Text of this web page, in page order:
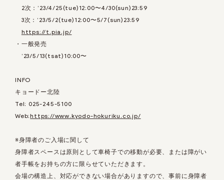
2次：’23/4/25(tue)12:00〜4/30(sun)23:59
3次：’23/5/2(tue)12:00〜5/7(sun)23:59
https://t.pia.jp/
・一般発売
’23/5/13(tsat)10:00〜
INFO
キョードー北陸
Tel: 025-245-5100
Web:https://www.kyodo-hokuriku.co.jp/
※身障者のご入場に関して
身障者スペースは原則として車椅子での移動が必要、または障がい
者手帳をお持ちの方に限らせていただきます。
会場の構造上、対応ができない場合がありますので、事前に身障者